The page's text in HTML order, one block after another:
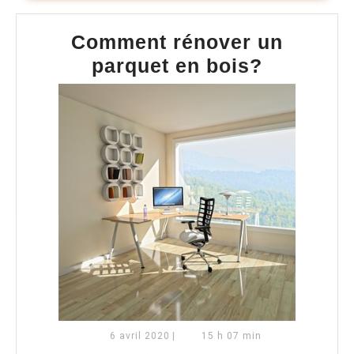
Comment rénover un
parquet en bois?
rénover
un
parquet
6 avril 2020 6| 15 h 07 min